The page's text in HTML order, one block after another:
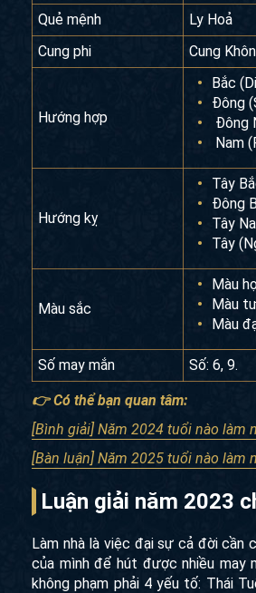
Quẻ mệnh
Ly Hoả
Cung phi
Cung Khôn
Hướng hợp
Bắc
Đông
Đông
Nam
Hướng kỵ
Tây
Đông
Tây
Tây
Màu sắc
Màu
Màu
Màu
Số may mắn Số: 6, 9.
👉 Có thể bạn quan tâm:
[Bình giải] Năm 2024 tuổi nào làm
[Bàn luận] Năm 2025 tuổi nào làm
Luận giải năm 2023
Làm nhà là việc đại sự cả đời cần
của mình để hút được nhiều may
không phạm phải 4 yếu tố: Thái